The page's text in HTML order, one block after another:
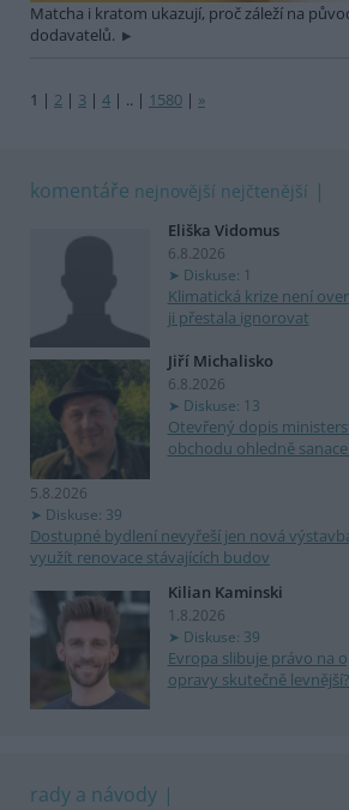
Matcha i kratom ukazují, proč záleží na
dodavatelů.
1 | 2 | 3 | 4 | .. | 1580 | »
komentáře nejnovější nejčtenější
Eliška Vidomus
6.8.2026
Diskuse: 1
Klimatická krize není
ji přestala ignorovat
Jiří Michalisko
6.8.2026
Diskuse: 13
Otevřený dopis
obchodu ohledně
5.8.2026
Diskuse: 39
Dostupné bydlení nevyřeší jen nová
využít renovace stávajících budov
Kilian Kaminski
1.8.2026
Diskuse: 39
Evropa slibuje právo na
opravy skutečně levnější?
rady a návody